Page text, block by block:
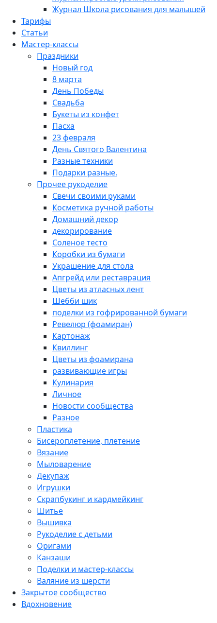
Журнал Школа рисования для малышей
Тарифы
Статьи
Мастер-классы
Праздники
Новый год
8 марта
День Победы
Свадьба
Букеты из конфет
Пасха
23 февраля
День Святого Валентина
Разные техники
Подарки разные.
Прочее рукоделие
Свечи своими руками
Косметика ручной работы
Домашний декор
декорирование
Соленое тесто
Коробки из бумаги
Украшение для стола
Апгрейд или реставрация
Цветы из атласных лент
Шебби шик
поделки из гофрированной бумаги
Ревелюр (фоамиран)
Картонаж
Квиллинг
Цветы из фоамирана
развивающие игры
Кулинария
Личное
Новости сообщества
Разное
Пластика
Бисероплетение, плетение
Вязание
Мыловарение
Декупаж
Игрушки
Скрапбукинг и кардмейкинг
Шитье
Вышивка
Рукоделие с детьми
Оригами
Канзаши
Поделки и мастер-классы
Валяние из шерсти
Закрытое сообщество
Вдохновение